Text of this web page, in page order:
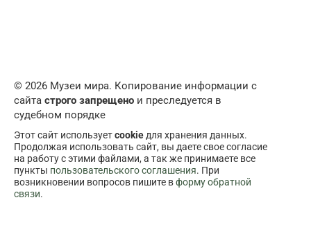
© 2026 Музеи мира. Копирование информации с
сайта строго запрещено и преследуется в
судебном порядке
Этот сайт используетcookieдля хранения данных.
Продолжая использовать сайт, вы даете свое согласие
на работу с этими файлами, а так же принимаете все
пункты пользовательского соглашения. При
возникновении вопросов пишите вформу обратной
связи.